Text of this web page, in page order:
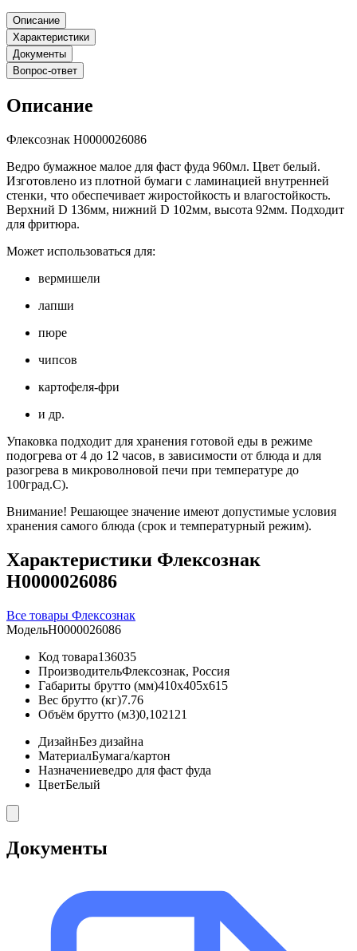
Описание
Характеристики
Документы
Вопрос-ответ
Описание
Флексознак Н0000026086
Ведро бумажное малое для фаст фуда 960мл. Цвет белый.
Изготовлено из плотной бумаги с ламинацией внутренней
стенки, что обеспечивает жиростойкость и влагостойкость.
Верхний D 136мм, нижний D 102мм, высота 92мм. Подходит
для фритюра.
Может использоваться для:
вермишели
лапши
пюре
чипсов
картофеля-фри
и др.
Упаковка подходит для хранения готовой еды в режиме
подогрева от 4 до 12 часов, в зависимости от блюда и для
разогрева в микроволновой печи при температуре до
100град.С).
Внимание! Решающее значение имеют допустимые условия
хранения самого блюда (срок и температурный режим).
Характеристики Флексознак
Н0000026086
Все товары Флексознак
МодельН0000026086
Код товара136035
ПроизводительФлексознак, Россия
Габариты брутто (мм)410x405x615
Вес брутто (кг)7.76
Объём брутто (м3)0,102121
ДизайнБез дизайна
МатериалБумага/картон
Назначениеведро для фаст фуда
ЦветБелый
Документы